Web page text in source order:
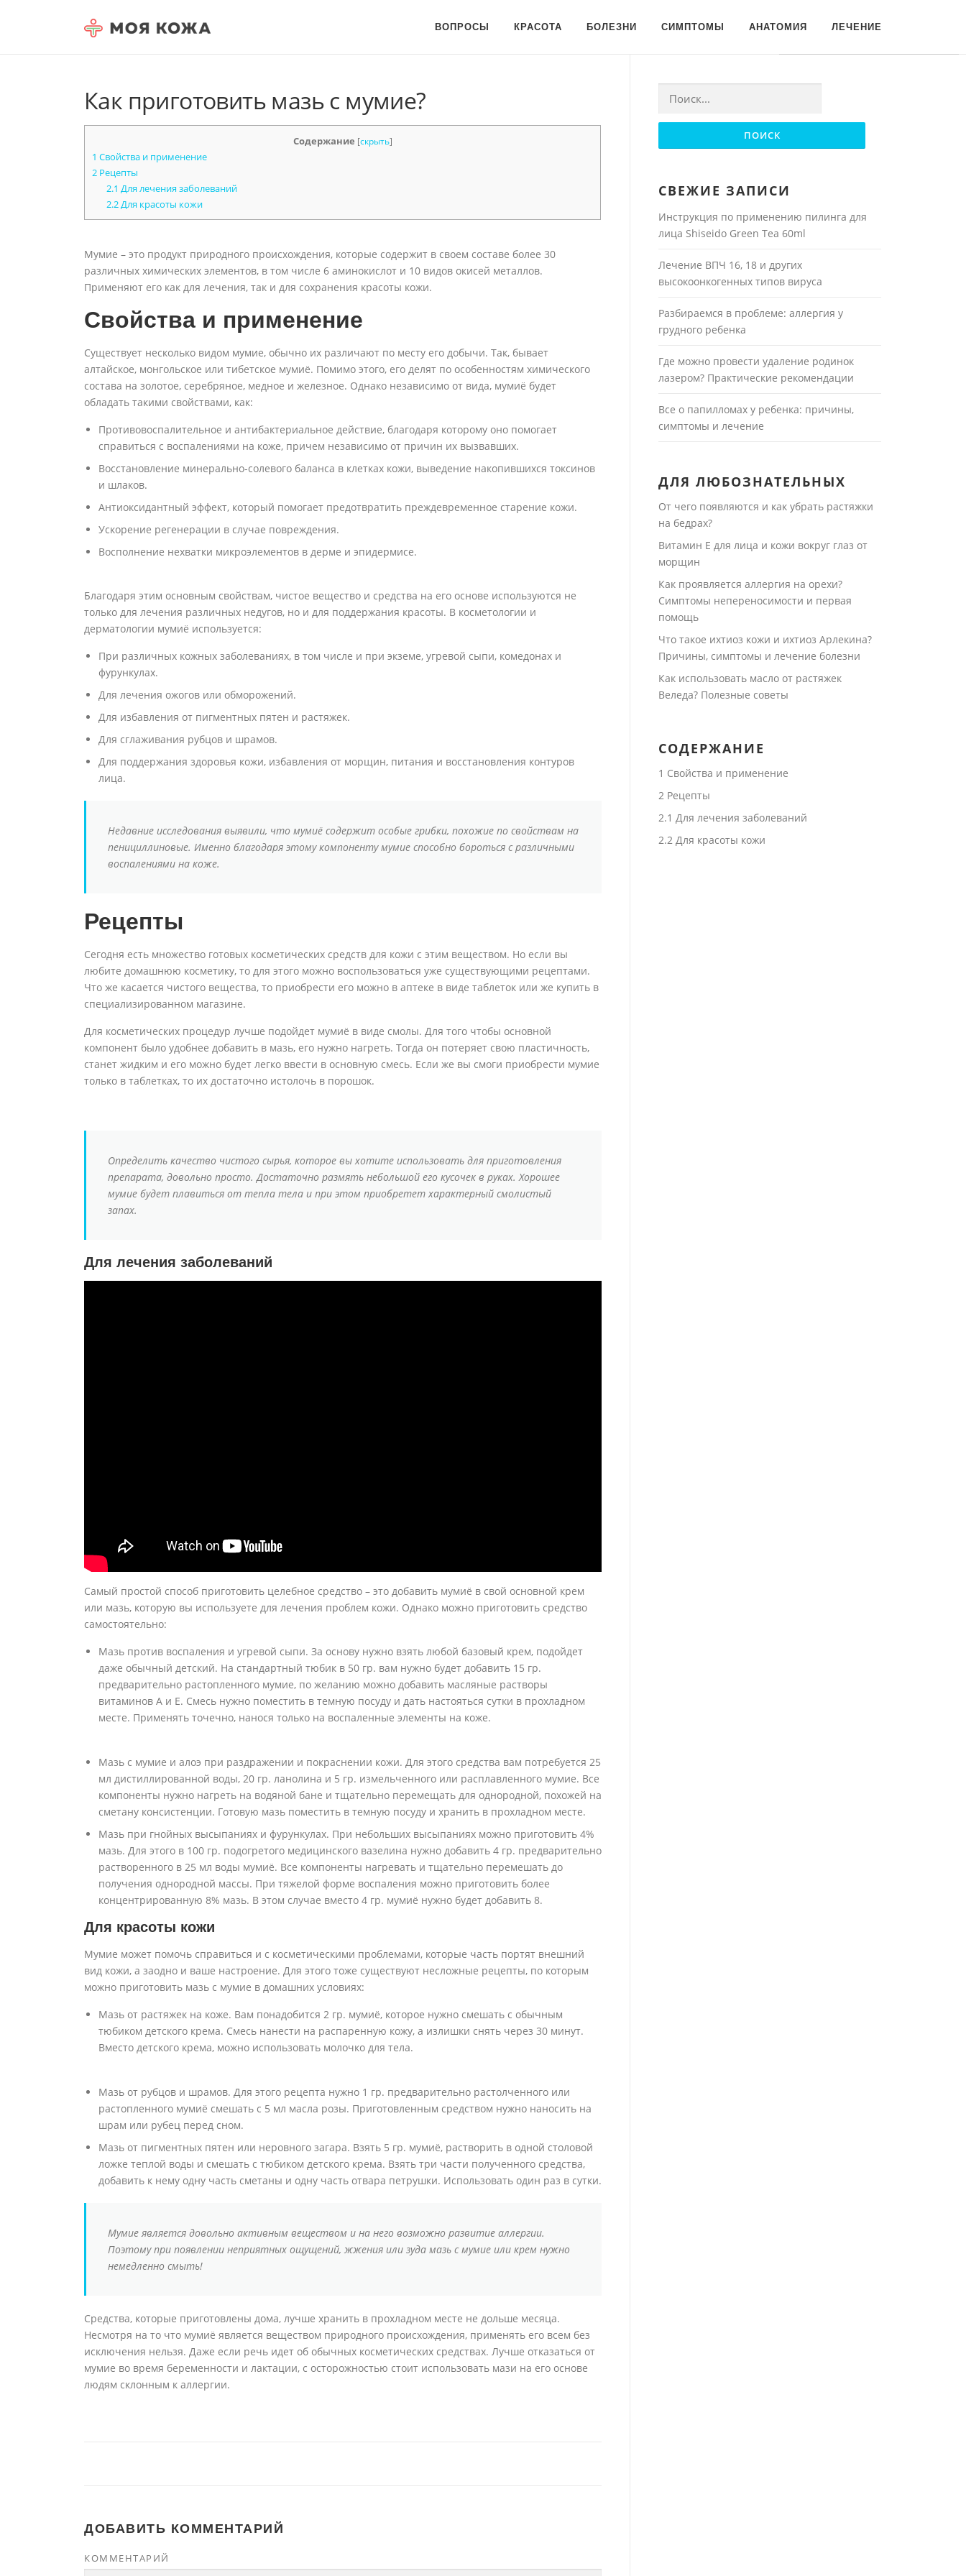
ВОПРОСЫ КРАСОТА БОЛЕЗНИ СИМПТОМЫ АНАТОМИЯ ЛЕЧЕНИЕ
Как приготовить мазь с мумие?
Содержание [скрыть]
1 Свойства и применение
2 Рецепты
2.1 Для лечения заболеваний
2.2Для красоты кожи
Мумие – это продукт природного происхождения, которые содержит в своем составе более 30
различных химических элементов, в том числе 6 аминокислот и 10 видов окисей металлов.
Применяют его как для лечения, так и для сохранения красоты кожи.
Свойства и применение
Существует несколько видом мумие, обычно их различают по месту его добычи. Так, бывает
алтайское, монгольское или тибетское мумиё. Помимо этого, его делят по особенностям химического
состава на золотое, серебряное, медное и железное. Однако независимо от вида, мумиё будет
обладать такими свойствами, как:
Противовоспалительное и антибактериальное действие, благодаря которому оно помогает
справиться с воспалениями на коже, причем независимо от причин их вызвавших.
Восстановление минерально-солевого баланса в клетках кожи, выведение накопившихся токсинов
и шлаков.
Антиоксидантный эффект, который помогает предотвратить преждевременное старение кожи.
Ускорение регенерации в случае повреждения.
Восполнение нехватки микроэлементов в дерме и эпидермисе.
Благодаря этим основным свойствам, чистое вещество и средства на его основе используются не
только для лечения различных недугов, но и для поддержания красоты. В косметологии и
дерматологии мумиё используется:
При различных кожных заболеваниях, в том числе и при экземе, угревой сыпи, комедонах и
фурункулах.
Для лечения ожогов или обморожений.
Для избавления от пигментных пятен и растяжек.
Для сглаживания рубцов и шрамов.
Для поддержания здоровья кожи, избавления от морщин, питания и восстановления контуров
лица.
Недавние исследования выявили, что мумиё содержит особые грибки, похожие по свойствам на
пенициллиновые. Именно благодаря этому компоненту мумие способно бороться с различными
воспалениями на коже.
Рецепты
Сегодня есть множество готовых косметических средств для кожи с этим веществом. Но если вы
любите домашнюю косметику, то для этого можно воспользоваться уже существующими рецептами.
Что же касается чистого вещества, то приобрести его можно в аптеке в виде таблеток или же купить в
специализированном магазине.
Для косметических процедур лучше подойдет мумиё в виде смолы. Для того чтобы основной
компонент было удобнее добавить в мазь, его нужно нагреть. Тогда он потеряет свою пластичность,
станет жидким и его можно будет легко ввести в основную смесь. Если же вы смоги приобрести мумие
только в таблетках, то их достаточно истолочь в порошок.
Определить качество чистого сырья, которое вы хотите использовать для приготовления
препарата, довольно просто. Достаточно размять небольшой его кусочек в руках. Хорошее
мумие будет плавиться от тепла тела и при этом приобретет характерный смолистый
запах.
Для лечения заболеваний
Самый простой способ приготовить целебное средство – это добавить мумиё в свой основной крем
или мазь, которую вы используете для лечения проблем кожи. Однако можно приготовить средство
самостоятельно:
Мазь против воспаления и угревой сыпи. За основу нужно взять любой базовый крем, подойдет
даже обычный детский. На стандартный тюбик в 50 гр. вам нужно будет добавить 15 гр.
предварительно растопленного мумие, по желанию можно добавить масляные растворы
витаминов A и E. Смесь нужно поместить в темную посуду и дать настояться сутки в прохладном
месте. Применять точечно, нанося только на воспаленные элементы на коже.
Мазь с мумие и алоэ при раздражении и покраснении кожи. Для этого средства вам потребуется 25
мл дистиллированной воды, 20 гр. ланолина и 5 гр. измельченного или расплавленного мумие. Все
компоненты нужно нагреть на водяной бане и тщательно перемещать для однородной, похожей на
сметану консистенции. Готовую мазь поместить в темную посуду и хранить в прохладном месте.
Мазь при гнойных высыпаниях и фурункулах. При небольших высыпаниях можно приготовить 4%
мазь. Для этого в 100 гр. подогретого медицинского вазелина нужно добавить 4 гр. предварительно
растворенного в 25 мл воды мумиё. Все компоненты нагревать и тщательно перемешать до
получения однородной массы. При тяжелой форме воспаления можно приготовить более
концентрированную 8% мазь. В этом случае вместо 4 гр. мумиё нужно будет добавить 8.
Для красоты кожи
Мумие может помочь справиться и с косметическими проблемами, которые часть портят внешний
вид кожи, а заодно и ваше настроение. Для этого тоже существуют несложные рецепты, по которым
можно приготовить мазь с мумие в домашних условиях:
Мазь от растяжек на коже. Вам понадобится 2 гр. мумиё, которое нужно смешать с обычным
тюбиком детского крема. Смесь нанести на распаренную кожу, а излишки снять через 30 минут.
Вместо детского крема, можно использовать молочко для тела.
Мазь от рубцов и шрамов. Для этого рецепта нужно 1 гр. предварительно растолченного или
растопленного мумиё смешать с 5 мл масла розы. Приготовленным средством нужно наносить на
шрам или рубец перед сном.
Мазь от пигментных пятен или неровного загара. Взять 5 гр. мумиё, растворить в одной столовой
ложке теплой воды и смешать с тюбиком детского крема. Взять три части полученного средства,
добавить к нему одну часть сметаны и одну часть отвара петрушки. Использовать один раз в сутки.
Мумие является довольно активным веществом и на него возможно развитие аллергии.
Поэтому при появлении неприятных ощущений, жжения или зуда мазь с мумие или крем нужно
немедленно смыть!
Средства, которые приготовлены дома, лучше хранить в прохладном месте не дольше месяца.
Несмотря на то что мумиё является веществом природного происхождения, применять его всем без
исключения нельзя. Даже если речь идет об обычных косметических средствах. Лучше отказаться от
мумие во время беременности и лактации, с осторожностью стоит использовать мази на его основе
людям склонным к аллергии.
ДОБАВИТЬ КОММЕНТАРИЙ
КОММЕНТАРИЙ
Найти:
СВЕЖИЕ ЗАПИСИ
Инструкция по применению пилинга для
лица Shiseido Green Tea 60ml
Лечение ВПЧ 16, 18 и других
высокоонкогенных типов вируса
Разбираемся в проблеме: аллергия у
грудного ребенка
Где можно провести удаление родинок
лазером? Практические рекомендации
Все о папилломах у ребенка: причины,
симптомы и лечение
ДЛЯ ЛЮБОЗНАТЕЛЬНЫХ
От чего появляются и как убрать растяжки
на бедрах?
Витамин Е для лица и кожи вокруг глаз от
морщин
Как проявляется аллергия на орехи?
Симптомы непереносимости и первая
помощь
Что такое ихтиоз кожи и ихтиоз Арлекина?
Причины, симптомы и лечение болезни
Как использовать масло от растяжек
Веледа? Полезные советы
СОДЕРЖАНИЕ
1 Свойства и применение
2Рецепты
2.1 Для лечения заболеваний
2.2Для красоты кожи
Для любых предложений по